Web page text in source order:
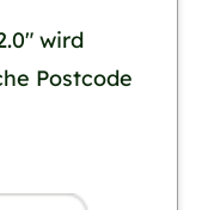
wird
Postcode